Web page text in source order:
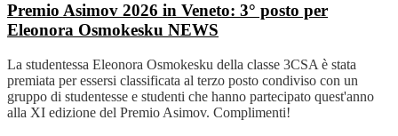
Premio Asimov 2026 in Veneto: 3° posto per
Eleonora Osmokesku NEWS
La studentessa Eleonora Osmokesku della classe 3CSA è stata
premiata per essersi classificata al terzo posto condiviso con un
gruppo di studentesse e studenti che hanno partecipato quest'anno
alla XI edizione del Premio Asimov. Complimenti!